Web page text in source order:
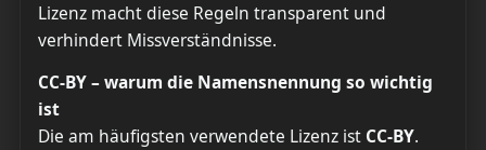
Lizenz macht diese Regeln transparent und
verhindert Missverständnisse.
CC-BY – warum die Namensnennung so wichtig
ist
Die am häufigsten verwendete Lizenz ist CC-BY.